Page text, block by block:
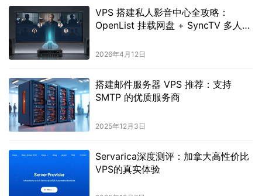
VPS 搭建私人影音中心全攻略：
OpenList 挂载网盘 + SyncTV 多人同
2026年4月12日
搭建邮件服务器 VPS 推荐：支持
SMTP 的优质服务商
2025年12月3日
Servarica深度测评：加拿大高性价比
VPS的真实体验